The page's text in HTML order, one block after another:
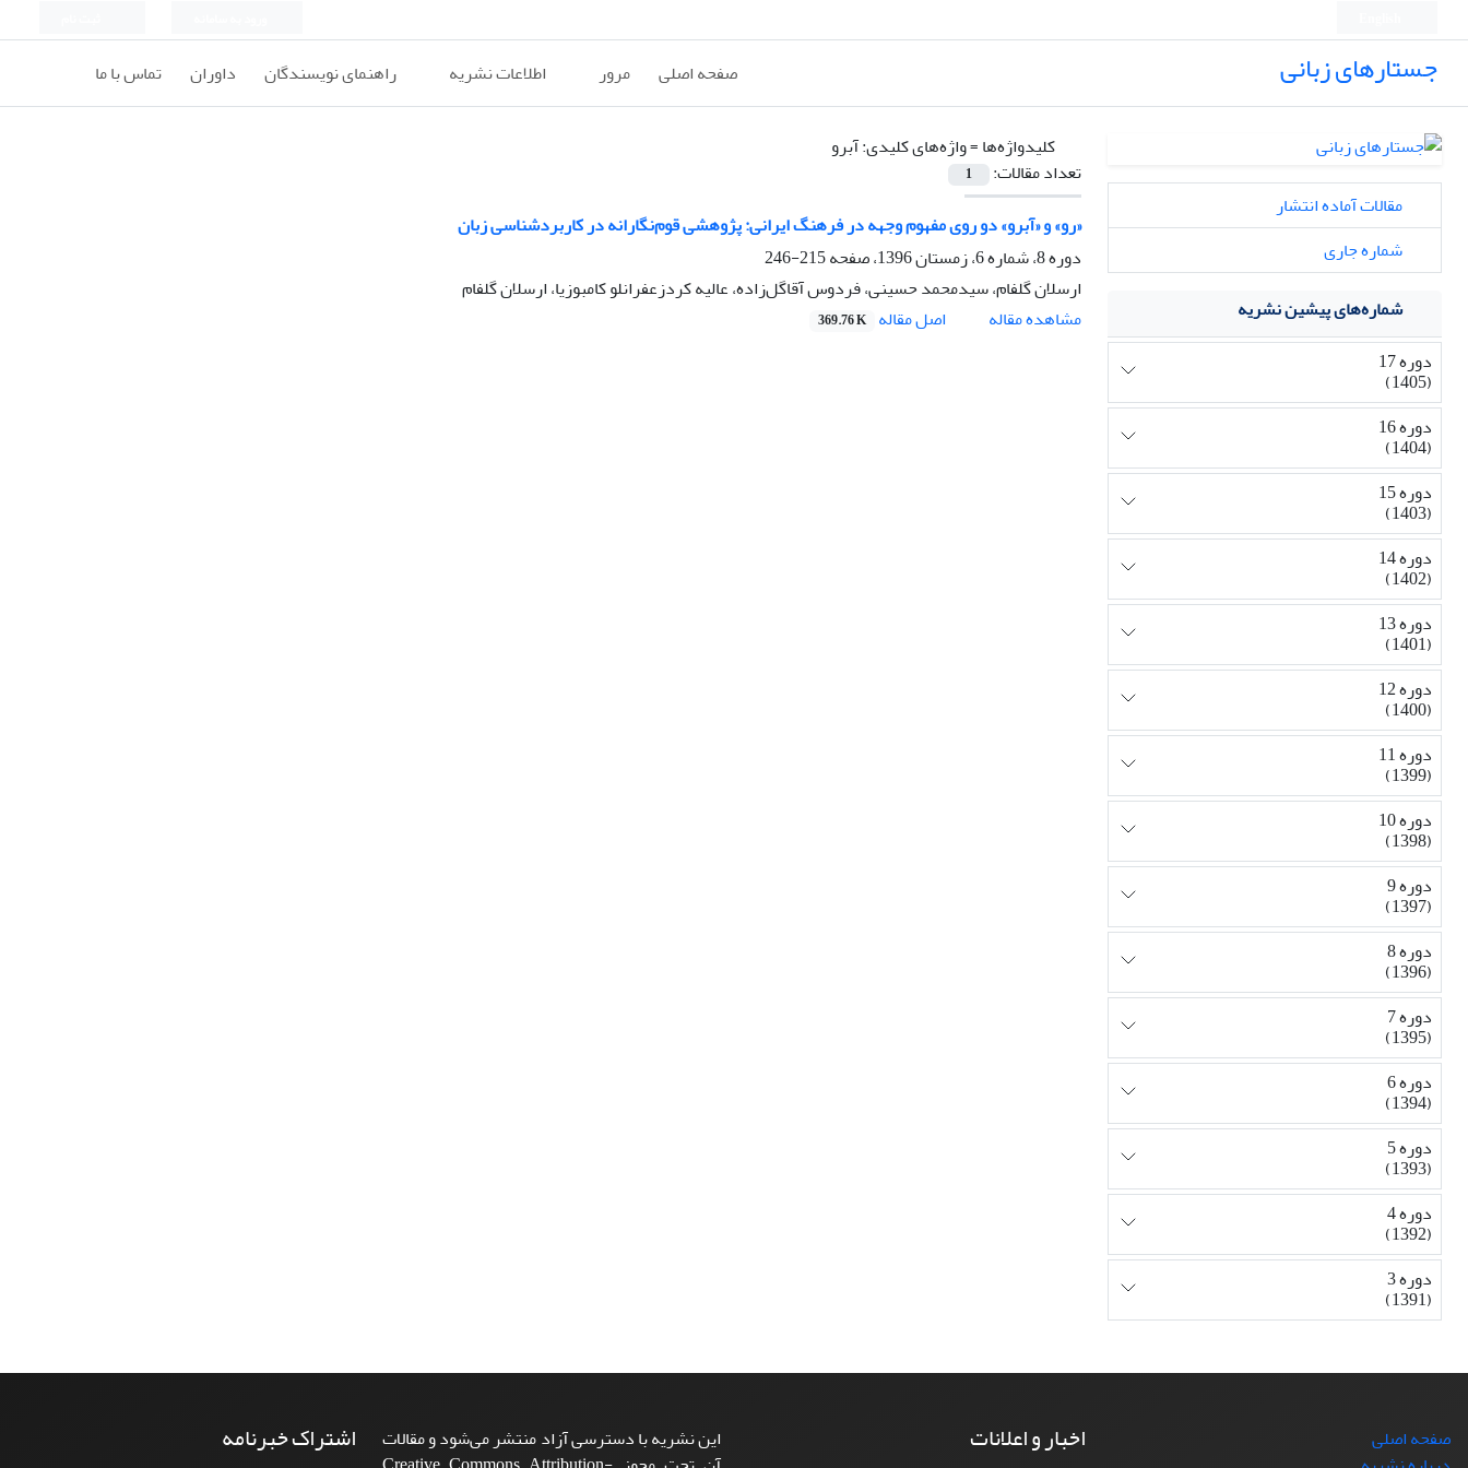
جستارهای زبانی صفحه اصلی مرور اطلاعات نشریه راهنمای نویسندگان داوران تماس با ما
کلیدواژه‌ها =واژه‌های کلیدی: آبرو
تعداد مقالات:
1
«رو» و «آبرو» دو روی مفهوم وجهه در فرهنگ ایرانی: پژوهشی قوم‌نگارانه در کاربردشناسی زبان
دوره 8، شماره 6، زمستان 1396، صفحه
215-246
ارسلان گلفام، سیدمحمد حسینی، فردوس آقاگل‌زاده، عالیه کردزعفرانلو کامبوزیا، ارسلان گلفام
مشاهده مقاله
اصل مقاله 369.76 K
مقالات آماده انتشار
شماره جاری
شماره‌های پیشین نشریه
دوره 17
(1405)
دوره 16
(1404)
دوره 15
(1403)
دوره 14
(1402)
دوره 13
(1401)
دوره 12
(1400)
دوره 11
(1399)
دوره 10
(1398)
دوره 9
(1397)
دوره 8
(1396)
دوره 7
(1395)
دوره 6
(1394)
دوره 5
(1393)
دوره 4
(1392)
دوره 3
(1391)
صفحه اصلی
اخبار و اعلانات
این نشریه با دسترسی آزاد منتشر می‌شود و مقالات
اشتراک خبرنامه